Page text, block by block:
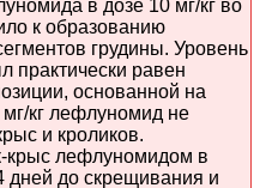
в дозе 10 мг/кг во
к образованию
грудины. Уровень
практически равен
основанной на
кг лефлуномид не
и кроликов.
крыс лефлуномидом в
дней до скрещивания и